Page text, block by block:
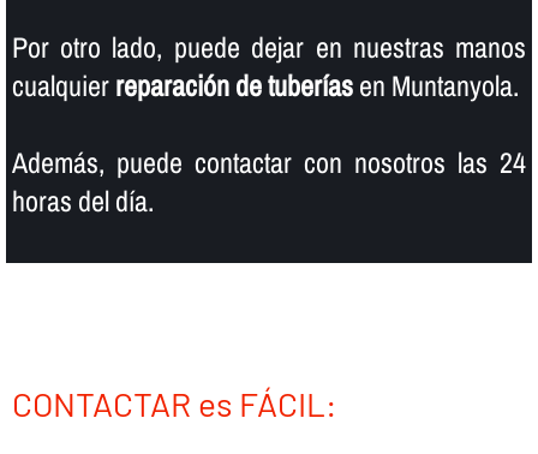
Por otro lado, puede dejar en nuestras manos
cualquierreparación de tuberí­asen Muntanyola.
Además, puede contactar con nosotros las 24
horas del dí­a.
CONTACTAR es FÁCIL: